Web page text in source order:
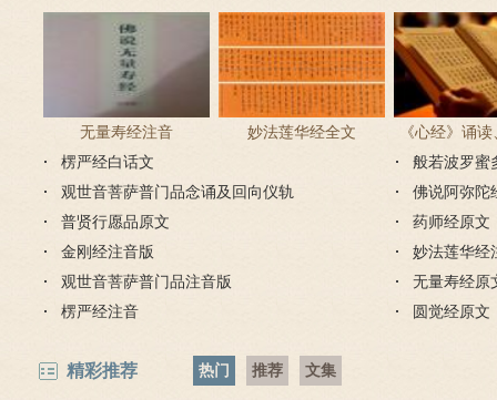
无量寿经注音 妙法莲华经全文
《心经》诵
步骤
楞严经白话文
般若波罗蜜
观世音菩萨普门品念诵及回向仪轨
佛说阿弥陀
普贤行愿品原文
药师经原文
金刚经注音版
妙法莲华经
观世音菩萨普门品注音版
无量寿经原
楞严经注音
圆觉经原文
精彩推荐 热门 推荐 文集